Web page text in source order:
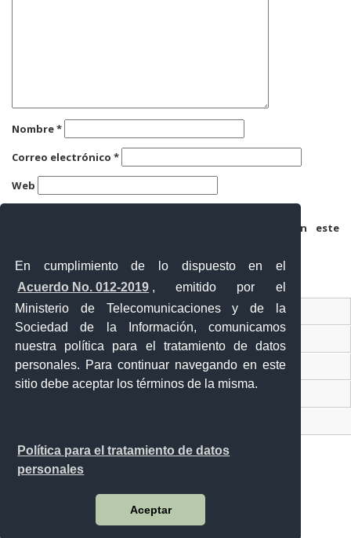
En cumplimiento de lo dispuesto en el
Acuerdo No. 012-2019 , emitido por el
Ministerio de Telecomunicaciones y de la
Sociedad de la Información, comunicamos
nuestra política para el tratamiento de datos
personales. Para continuar navegando en este
sitio debe aceptar los términos de la misma.
Política para el tratamiento de datos
personales
Aceptar
Nombre*
Correo electrónico *
Web
Guarda mi nombre, correo electrónico y web en este
Ventanilla Única Virtual
Ventanilla Única de Comercio Exterior
Gobierno Abierto
Malecón y Aguirre
Guayaquil - Ecuador